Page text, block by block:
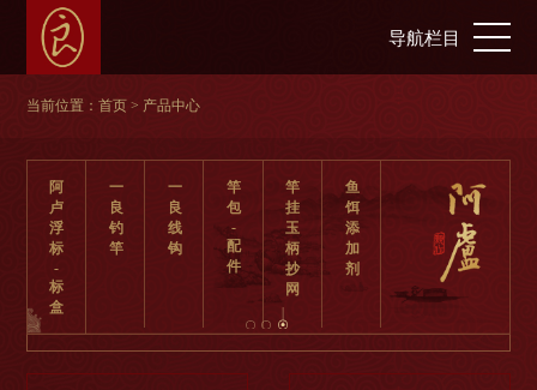
导航栏目
当前位置： 首页> 产品中心
阿
卢
浮
标
-
标
盒
一
良
钓
竿
一
良
线
钩
竿
包
-
配
件
竿
挂
玉
柄
抄
网
鱼
饵
添
加
剂